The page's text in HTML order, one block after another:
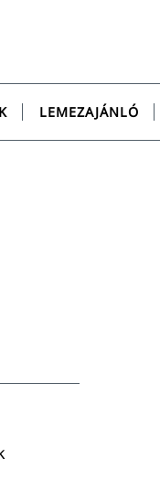
Facebook
YouTube
LEMEZAJÁNLÓ